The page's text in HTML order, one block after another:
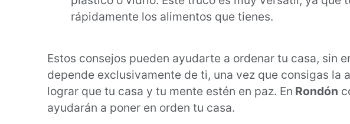
rápidamente los alimentos que tienes.
Estos consejos pueden ayudarte a ordenar tu casa, sin
depende exclusivamente de ti, una vez que consigas
lograr que tu casa y tu mente estén en paz. En Rondón
ayudarán a poner en orden tu casa.